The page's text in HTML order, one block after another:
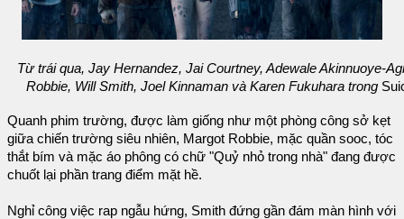
Từ trái qua, Jay Hernandez, Jai Courtney, Adewale Akinnuoye-
Robbie, Will Smith, Joel Kinnaman và Karen Fukuhara trong
Quanh phim trường, được làm giống như một phòng công sở kẹt
giữa chiến trường siêu nhiên, Margot Robbie, mặc quần sooc, tóc
thắt bím và mặc áo phông có chữ "Quỷ nhỏ trong nhà" đang được
chuốt lại phần trang điểm mặt hề.
Nghỉ công việc rap ngẫu hứng, Smith đứng gần đám màn hình với